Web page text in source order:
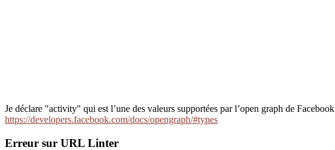
Je déclare "activity" qui est l’une des valeurs supportées par l’open graph de Facebook
https://developers.facebook.com/docs/opengraph/#types
Erreur sur URL Linter